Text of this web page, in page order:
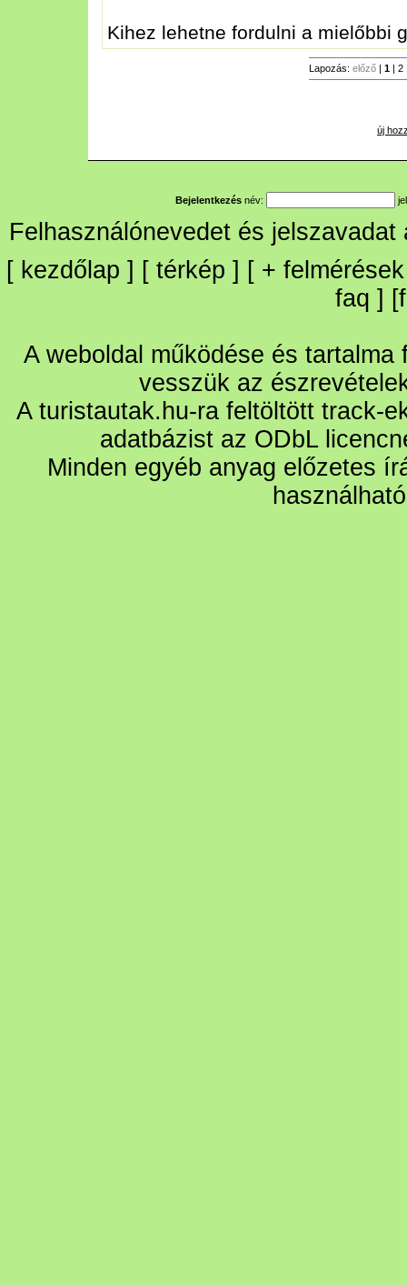
Kihez lehetne fordulni a mielőbbi
Lapozás: előző | 1 | 2
új
Bejelentkezés név:
Felhasználónevedet és
[ kezdőlap ] [ térkép ] [ + felmérések
faq ] [
A weboldal működése és
vesszük az
A turistautak.hu-ra feltöltött track-
adatbázist az ODbL
Minden egyéb anyag előzetes